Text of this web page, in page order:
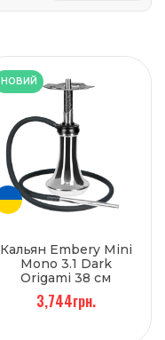
НОВИЙ
Кальян Embery Mini
Mono 3.1 Dark
Origami 38 см
3,744грн.